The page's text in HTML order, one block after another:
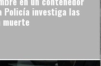
Policía investiga las
muerte